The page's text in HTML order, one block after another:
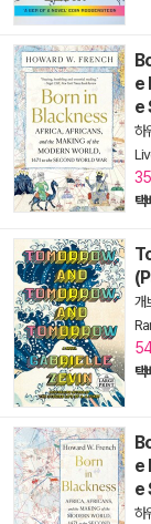
e
e
하
택
개
택
e
e
하